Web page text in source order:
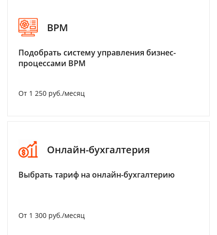
BPM
Подобрать систему управления бизнес-
процессами BPM
От 1 250 руб./месяц
Онлайн-бухгалтерия
Выбрать тариф на онлайн-бухгалтерию
От 1 300 руб./месяц